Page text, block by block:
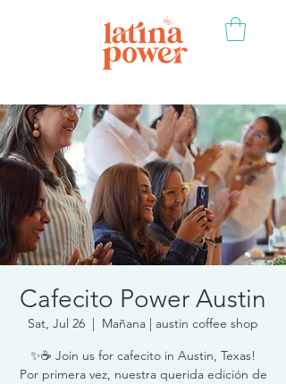
Cafecito Power Austin
Sat, Jul 26
Mañana | austin coffee shop
✨☕ Join us for cafecito in Austin, Texas!
Por primera vez, nuestra querida edición de